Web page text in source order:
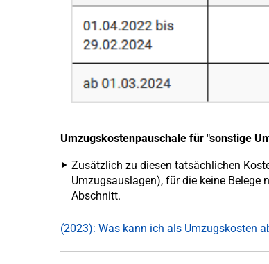
Umzugskostenpauschale für "sonstige
Zusätzlich zu diesen tatsächlichen
Umzugsauslagen), für die keine
Abschnitt.
(2023): Was kann ich als Umzugskosten